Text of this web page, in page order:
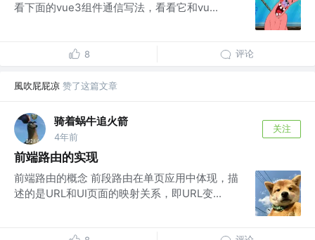
看下面的vue3组件通信写法，看看它和vu...
8 评论
風吹屁屁凉 赞了这篇文章
骑着蜗牛追火箭
4年前
关注
前端路由的实现
前端路由的概念 前段路由在单页应用中体现，描
述的是URL和UI页面的映射关系，即URL变...